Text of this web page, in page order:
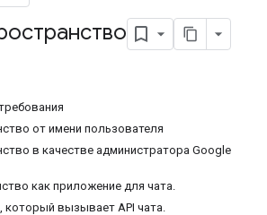
от имени пользователя
в качестве администратора Google
как приложение для чата.
который вызывает API чата.